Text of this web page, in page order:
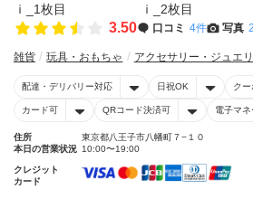
3.50 口コミ 4件 写真
雑貨 玩具・おもちゃ アクセサリー・ジュエ
配達・デリバリー対応 日祝OK ク
カード可 QRコード決済可 電子マ
住所
東京都八王子市八幡町７−１０
本日の営業状況 10:00〜19:00
クレジット
カード